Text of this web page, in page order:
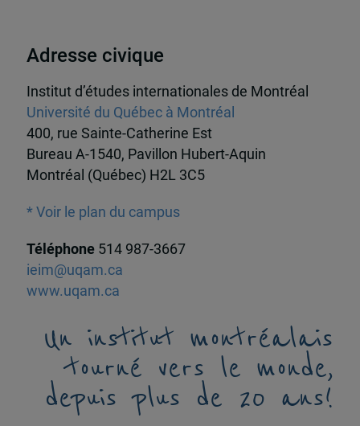
Adresse civique
Institut d’études internationales de Montréal
Université du Québec à Montréal
400, rue Sainte-Catherine Est
Bureau A-1540, Pavillon Hubert-Aquin
Montréal (Québec) H2L 3C5
* Voir le plan du campus
Téléphone 514 987-3667
ieim@uqam.ca
www.uqam.ca
Un institut montréalais
tourné vers le monde,
depuis plus de 20 ans!